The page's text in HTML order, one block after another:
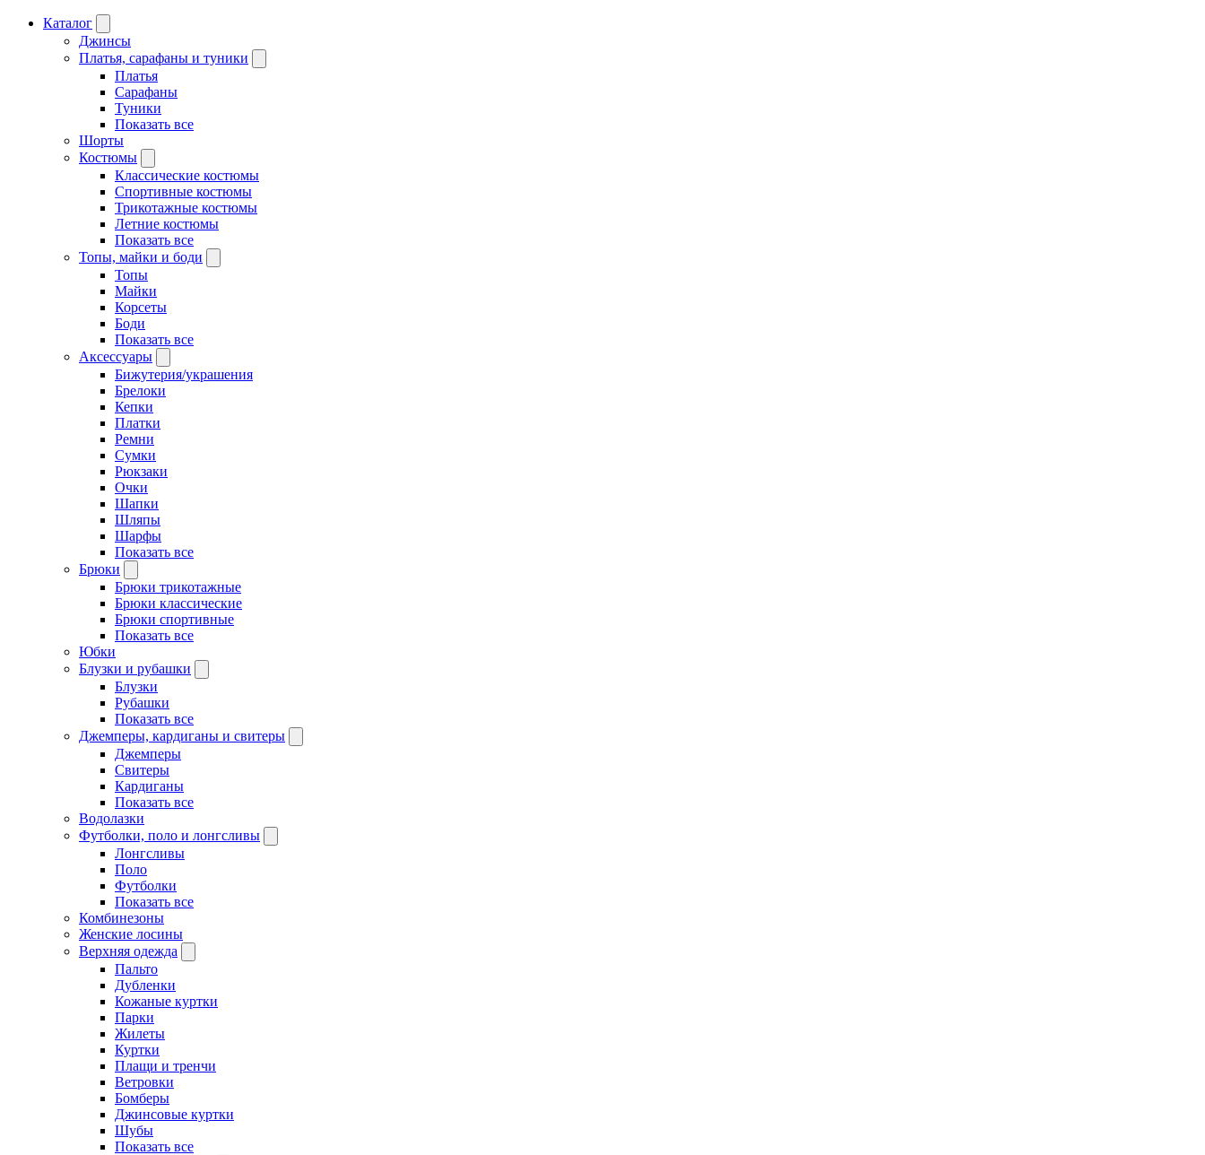
Каталог
Джинсы
Платья, сарафаны и туники
Платья
Сарафаны
Туники
Показать все
Шорты
Костюмы
Классические костюмы
Спортивные костюмы
Трикотажные костюмы
Летние костюмы
Показать все
Топы, майки и боди
Топы
Майки
Корсеты
Боди
Показать все
Аксессуары
Бижутерия/украшения
Брелоки
Кепки
Платки
Ремни
Сумки
Рюкзаки
Очки
Шапки
Шляпы
Шарфы
Показать все
Брюки
Брюки трикотажные
Брюки классические
Брюки спортивные
Показать все
Юбки
Блузки и рубашки
Блузки
Рубашки
Показать все
Джемперы, кардиганы и свитеры
Джемперы
Свитеры
Кардиганы
Показать все
Водолазки
Футболки, поло и лонгсливы
Лонгсливы
Поло
Футболки
Показать все
Комбинезоны
Женские лосины
Верхняя одежда
Пальто
Дубленки
Кожаные куртки
Парки
Жилеты
Куртки
Плащи и тренчи
Ветровки
Бомберы
Джинсовые куртки
Шубы
Показать все